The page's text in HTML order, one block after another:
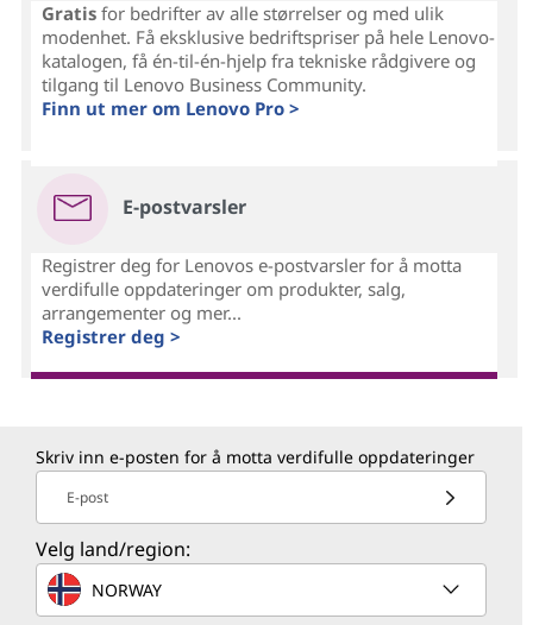
Gratisfor bedrifter av alle størrelser og med ulik
modenhet. Få eksklusive bedriftspriser på hele Lenovo-
katalogen, få én-til-én-hjelp fra tekniske rådgivere og
tilgang til Lenovo Business Community.
Finn ut mer om Lenovo Pro >
E-postvarsler
Registrer deg for Lenovos e-postvarsler for å motta
verdifulle oppdateringer om produkter, salg,
arrangementer og mer...
Registrer deg >
Skriv inn e-posten for å motta verdifulle oppdateringer
E-post
Velg land/region:
NORWAY